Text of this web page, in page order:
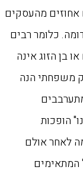
מהעסקים
כלומר רבים
בן הזוג אינה
משפחתי הנה
הופכות
לאחר אולם
המתאימים